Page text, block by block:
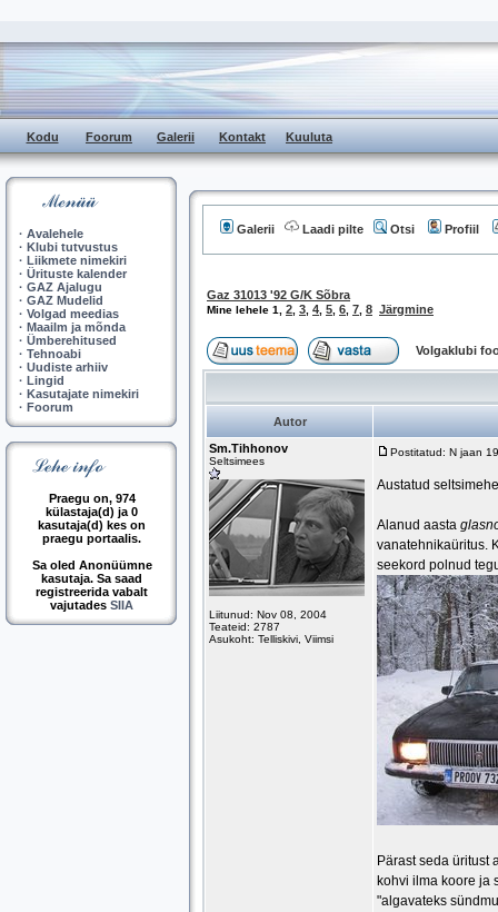
Kodu Foorum Galerii Kontakt Kuuluta
· Avalehele
· Klubi tutvustus
· Liikmete nimekiri
· Ürituste kalender
· GAZ Ajalugu
· GAZ Mudelid
· Volgad meedias
· Maailm ja mõnda
· Ümberehitused
· Tehnoabi
· Uudiste arhiiv
· Lingid
· Kasutajate nimekiri
· Foorum
Praegu on, 974
külastaja(d) ja 0
kasutaja(d) kes on
praegu portaalis.
Sa oled Anonüümne
kasutaja. Sa saad
registreerida vabalt
vajutades SIIA
Galerii Laadi pilte Otsi Profiil
Gaz 31013 '92 G/K Sõbra
Mine lehele 1 2 3 4 5 6 7 8 Järgmine
Volgaklubi
Autor
Sm.Tihhonov
Seltsimees
Liitunud: Nov 08, 2004
Teateid: 2787
Asukoht: Telliskivi, Viimsi
Postitatud: N jaan
Austatud
Alanud aasta
vanatehnikaüritus.
seekord polnud
Pärast seda üritust
kohvi ilma koore ja
"algavateks